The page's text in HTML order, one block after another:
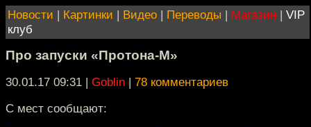
Новости | Картинки | Видео | Переводы | Магазин | VIP
клуб
Про запуски «Протона-М»
30.01.17 09:31 | Goblin | 78 комментариев
С мест сообщают: